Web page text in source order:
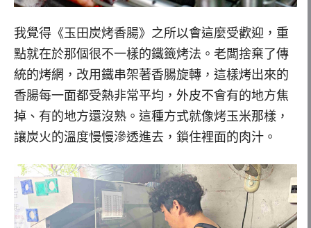
我覺得《玉田炭烤香腸》之所以會這麼受歡迎，重
點就在於那個很不一樣的鐵籤烤法。老闆捨棄了傳
統的烤網，改用鐵串架著香腸旋轉，這樣烤出來的
香腸每一面都受熱非常平均，外皮不會有的地方焦
掉、有的地方還沒熟。這種方式就像烤玉米那樣，
讓炭火的溫度慢慢滲透進去，鎖住裡面的肉汁。